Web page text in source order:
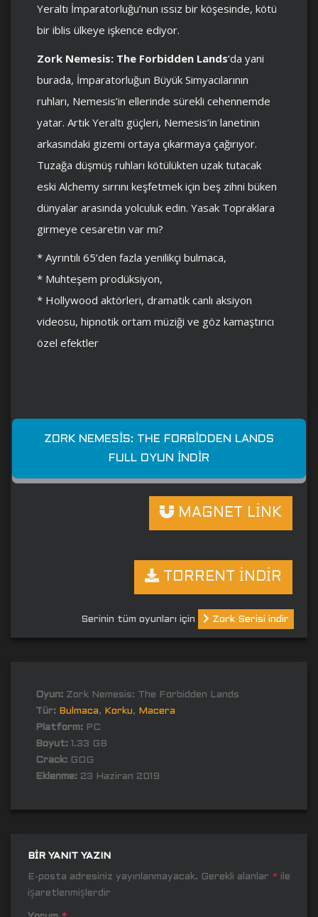
Yeraltı İmparatorluğu’nun ıssız bir köşesinde, kötü
bir iblis ülkeye işkence ediyor.
Zork Nemesis: The Forbidden Lands‘da yani
burada, İmparatorluğun Büyük Simyacılarının
ruhları, Nemesis’in ellerinde sürekli cehennemde
yatar. Artık Yeraltı güçleri, Nemesis’in lanetinin
arkasındaki gizemi ortaya çıkarmaya çağırıyor.
Tuzağa düşmüş ruhları kötülükten uzak tutacak
eski Alchemy sırrını keşfetmek için beş zihni büken
dünyalar arasında yolculuk edin. Yasak Topraklara
girmeye cesaretin var mı?
* Ayrıntılı 65’den fazla yenilikçi bulmaca,
* Muhteşem prodüksiyon,
* Hollywood aktörleri, dramatik canlı aksiyon
videosu, hipnotik ortam müziği ve göz kamaştırıcı
özel efektler
ZORK NEMESIS: THE FORBIDDEN LANDS
FULL OYUN İNDIR
MAGNET LİNK
TORRENT İNDİR
Serinin tüm oyunları için Zork Serisi indir
Oyun: Zork Nemesis: The Forbidden Lands
Tür: Bulmaca, Korku,
Macera
Platform: PC
Boyut: 1.33 GB
Crack: GOG
Eklenme: 23 Haziran 2019
BIR YANIT YAZIN
E-posta adresiniz yayınlanmayacak. Gerekli alanlar * ile
işaretlenmişlerdir